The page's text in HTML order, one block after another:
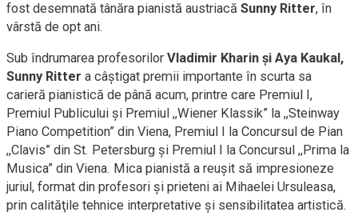
fost desemnată tânăra pianistă austriacă Sunny Ritter, în
vârstă de opt ani.
Sub îndrumarea profesorilor Vladimir Kharin şi Aya Kaukal,
Sunny Ritter a câştigat premii importante în scurta sa
carieră pianistică de până acum, printre care Premiul I,
Premiul Publicului şi Premiul ,,Wiener Klassik” la ,,Steinway
Piano Competition” din Viena, Premiul I la Concursul de Pian
,,Clavis” din St. Petersburg şi Premiul I la Concursul ,,Prima la
Musica” din Viena. Mica pianistă a reuşit să impresioneze
juriul, format din profesori şi prieteni ai Mihaelei Ursuleasa,
prin calităţile tehnice interpretative şi sensibilitatea artistică.